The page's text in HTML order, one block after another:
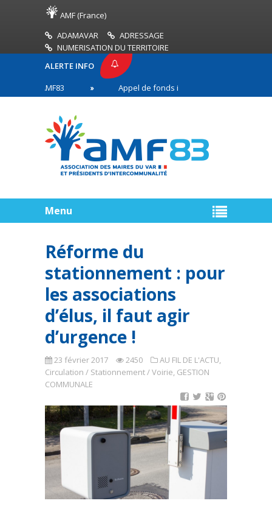
AMF (France)
ADAMAVAR
ADRESSAGE
NUMERISATION DU TERRITOIRE
ALERTE INFO
Appel de fonds incendies de forêt
première ligne
Menu
Réforme du
stationnement : pour
les associations
d’élus, il faut agir
d’urgence !
23 février 2017 2450 AU FIL DE L'ACTU,
Circulation / Stationnement / Voirie, GESTION
COMMUNALE